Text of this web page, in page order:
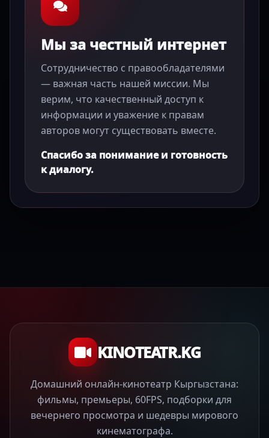
Мы за честный интернет
Сотрудничество с правообладателями
— важная часть нашей миссии. Мы
верим, что качественный доступ к
информации и уважение к правам
авторов могут существовать вместе.
Спасибо за понимание и готовность
к диалогу.
KINOTEATR.KG
Домашний онлайн-кинотеатр Кыргызстана:
фильмы, премьеры, 60FPS, подборки для
вечернего просмотра и шедевры мирового
кинематографа.